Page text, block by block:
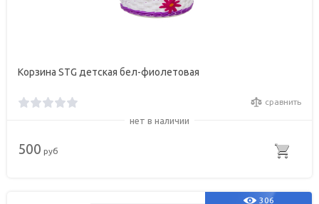
Корзина STG детская бел-фиолетовая
сравнить
нет в наличии
500 руб
306